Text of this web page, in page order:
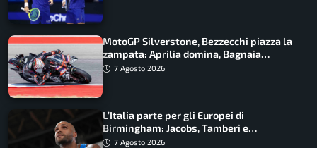
MotoGP Silverstone, Bezzecchi piazza la
zampata: Aprilia domina, Bagnaia
costretto al Q1
7 Agosto 2026
L’Italia parte per gli Europei di
Birmingham: Jacobs, Tamberi e
Battocletti guidano una spedizione
7 Agosto 2026